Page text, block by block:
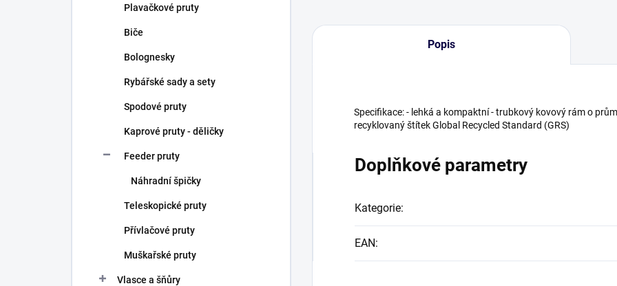
Plavačkové pruty
Biče
Bolognesky
Rybářské sady a sety
Spodové pruty
Kaprové pruty - děličky
Feeder pruty
Náhradní špičky
Teleskopické pruty
Přívlačové pruty
Muškařské pruty
Vlasce a šňůry
Popis
Specifikace: - lehká a kompaktní - trubkový kovový rám o
recyklovaný štítek Global Recycled Standard (GRS)
Doplňkové parametry
Kategorie:
EAN: